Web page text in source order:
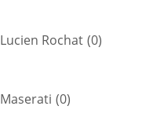
Lucien Rochat (0)
Maserati (0)